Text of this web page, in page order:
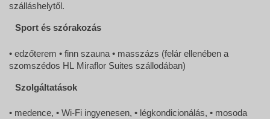
szálláshelytől.
Sport és szórakozás
• edzőterem • finn szauna • masszázs (felár ellenében a
szomszédos HL Miraflor Suites szállodában)
Szolgáltatások
• medence, • Wi-Fi ingyenesen, • légkondicionálás, • mosoda